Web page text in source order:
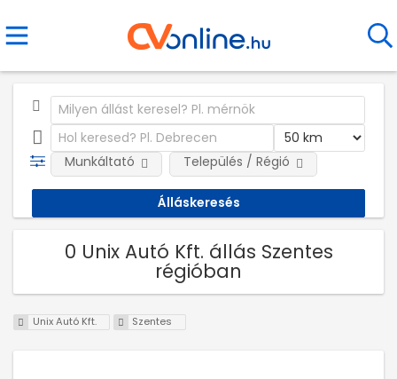
Munkáltató Település / Régió
0 Unix Autó Kft. állás Szentes
régióban
Unix Autó Kft. Szentes